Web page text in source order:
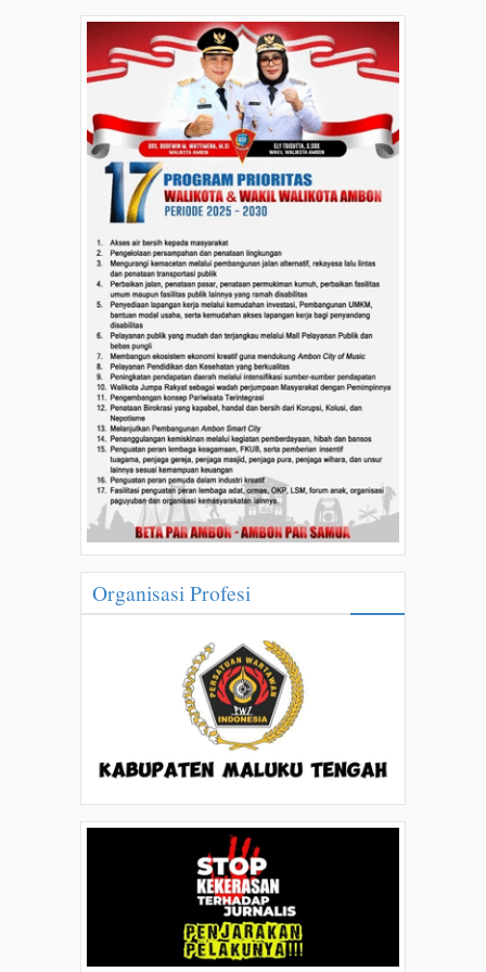
Organisasi Profesi